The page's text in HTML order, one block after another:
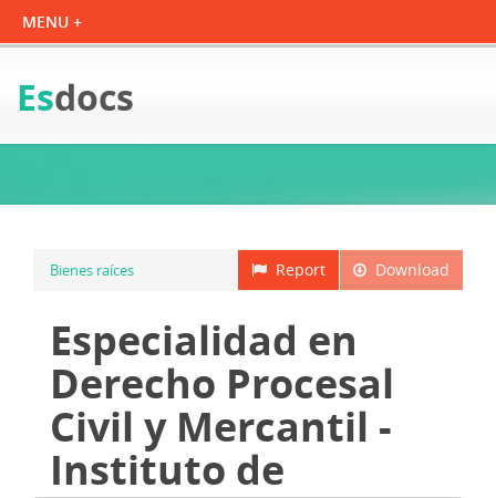
Esdocs
Download
Report
Bienes raíces
Especialidad en
Derecho Procesal
Civil y Mercantil -
Instituto de